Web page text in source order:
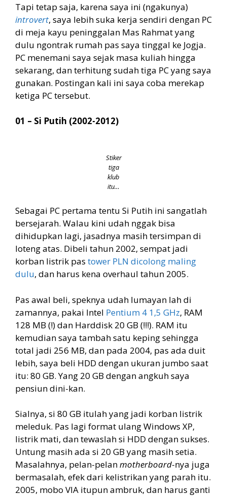
Tapi tetap saja, karena saya ini (ngakunya)
introvert, saya lebih suka kerja sendiri dengan PC
di meja kayu peninggalan Mas Rahmat yang
dulu ngontrak rumah pas saya tinggal ke Jogja.
PC menemani saya sejak masa kuliah hingga
sekarang, dan terhitung sudah tiga PC yang saya
gunakan. Postingan kali ini saya coba merekap
ketiga PC tersebut.
01 – Si Putih (2002-2012)
Stiker
tiga
klub
itu…
Sebagai PC pertama tentu Si Putih ini sangatlah
bersejarah. Walau kini udah nggak bisa
dihidupkan lagi, jasadnya masih tersimpan di
loteng atas. Dibeli tahun 2002, sempat jadi
korban listrik pas tower PLN dicolong maling
dulu, dan harus kena overhaul tahun 2005.
Pas awal beli, speknya udah lumayan lah di
zamannya, pakai Intel Pentium 4 1,5 GHz, RAM
128 MB (!) dan Harddisk 20 GB (!!!). RAM itu
kemudian saya tambah satu keping sehingga
total jadi 256 MB, dan pada 2004, pas ada duit
lebih, saya beli HDD dengan ukuran jumbo saat
itu: 80 GB. Yang 20 GB dengan angkuh saya
pensiun dini-kan.
Sialnya, si 80 GB itulah yang jadi korban listrik
meleduk. Pas lagi format ulang Windows XP,
listrik mati, dan tewaslah si HDD dengan sukses.
Untung masih ada si 20 GB yang masih setia.
Masalahnya, pelan-pelanmotherboard-nya juga
bermasalah, efek dari kelistrikan yang parah itu.
2005, mobo VIA itupun ambruk, dan harus ganti